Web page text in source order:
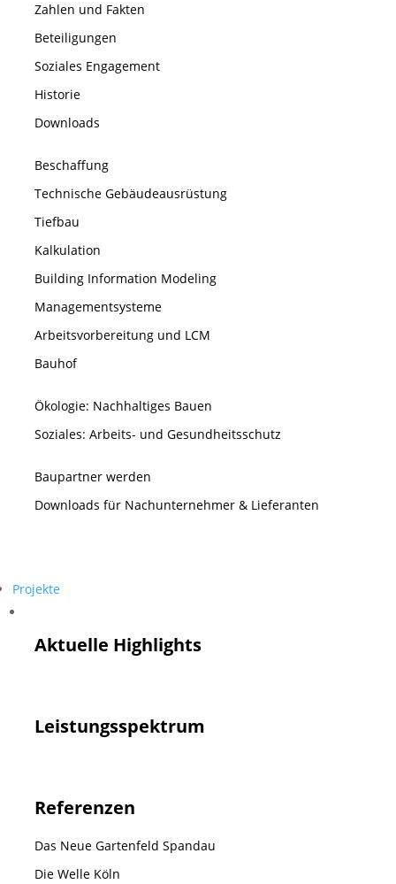
Zahlen und Fakten
Beteiligungen
Soziales Engagement
Historie
Downloads
Beschaffung
Technische Gebäudeausrüstung
Tiefbau
Kalkulation
Building Information Modeling
Managementsysteme
Arbeitsvorbereitung und LCM
Bauhof
Ökologie: Nachhaltiges Bauen
Soziales: Arbeits- und Gesundheitsschutz
Baupartner werden
Downloads für Nachunternehmer & Lieferanten
Projekte
Aktuelle Highlights
Leistungsspektrum
Referenzen
Das Neue Gartenfeld Spandau
Die Welle Köln